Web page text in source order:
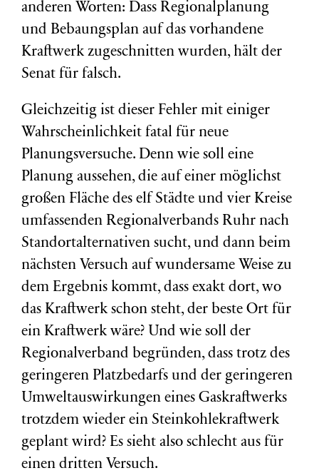
anderen Worten: Dass Regionalplanung
und Bebaungsplan auf das vorhandene
Kraftwerk zugeschnitten wurden, hält der
Senat für falsch.
Gleichzeitig ist dieser Fehler mit einiger
Wahrscheinlichkeit fatal für neue
Planungsversuche. Denn wie soll eine
Planung aussehen, die auf einer möglichst
großen Fläche des elf Städte und vier Kreise
umfassenden Regionalverbands Ruhr nach
Standortalternativen sucht, und dann beim
nächsten Versuch auf wundersame Weise zu
dem Ergebnis kommt, dass exakt dort, wo
das Kraftwerk schon steht, der beste Ort für
ein Kraftwerk wäre? Und wie soll der
Regionalverband begründen, dass trotz des
geringeren Platzbedarfs und der geringeren
Umweltauswirkungen eines Gaskraftwerks
trotzdem wieder ein Steinkohlekraftwerk
geplant wird? Es sieht also schlecht aus für
einen dritten Versuch.